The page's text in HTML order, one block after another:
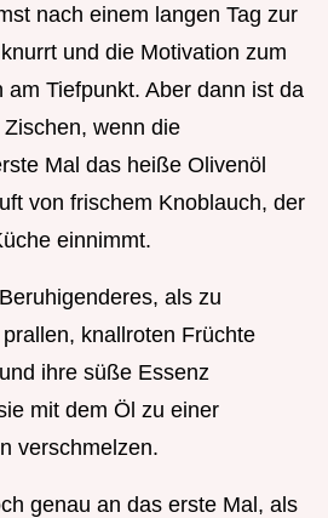
nach einem langen Tag zur
und die Motivation zum
am Tiefpunkt. Aber dann ist da
wenn die
Mal das heiße Olivenöl
von frischem Knoblauch, der
einnimmt.
als zu
knallroten Früchte
ihre süße Essenz
mit dem Öl zu einer
verschmelzen.
genau an das erste Mal, als